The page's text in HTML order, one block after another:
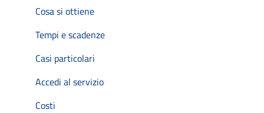
Cosa si ottiene
Tempi e scadenze
Casi particolari
Accedi al servizio
Costi